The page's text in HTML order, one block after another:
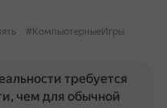
#КомпьютерныеИгры
требуется
чем для обычной